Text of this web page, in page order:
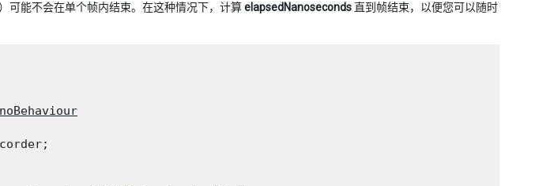
可能不会在单个帧内结束。在这种情况下，计算elapsedNanoseconds 直到帧结束，以便您可以随时